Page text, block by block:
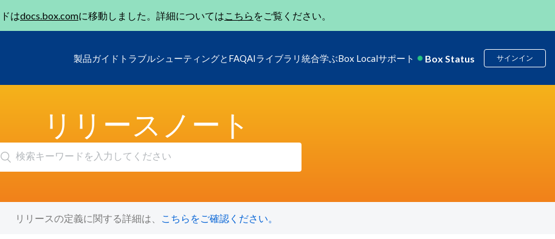
はdocs.box.comに移動しました。詳細についてはこちら をご覧ください。
製品ガイド トラブルシューティングとFAQAIライブラリ 統合学ぶBox Localサポート Box Status サインイン
リリースノート
リリースの定義に関する詳細は、 こちらをご確認ください。